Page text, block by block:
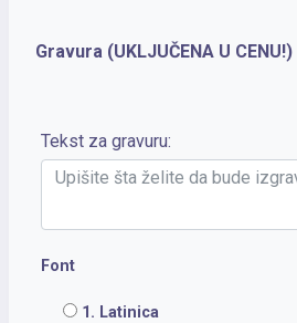
Gravura (UKLJUČENA U CENU!)
Tekst za gravuru:
Font
1. Latinica